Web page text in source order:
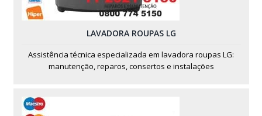
LAVADORA ROUPAS LG
Assistência técnica especializada em lavadora roupas LG:
manutenção, reparos, consertos e instalações